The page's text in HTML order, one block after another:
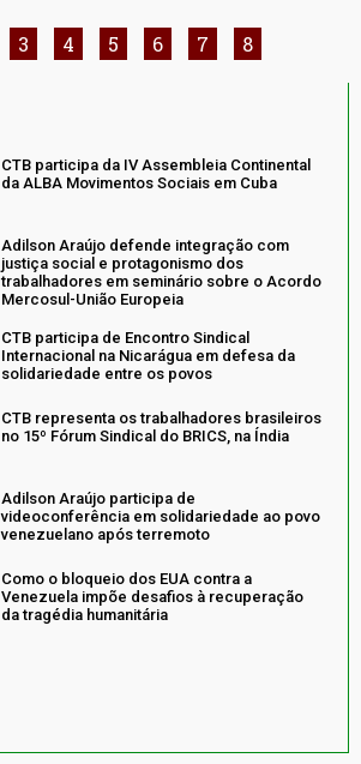
3 4 5 6 7 8
CTB participa da IV Assembleia Continental
da ALBA Movimentos Sociais em Cuba
Adilson Araújo defende integração com
justiça social e protagonismo dos
trabalhadores em seminário sobre o Acordo
Mercosul-União Europeia
CTB participa de Encontro Sindical
Internacional na Nicarágua em defesa da
solidariedade entre os povos
CTB representa os trabalhadores brasileiros
no 15º Fórum Sindical do BRICS, na Índia
Adilson Araújo participa de
videoconferência em solidariedade ao povo
venezuelano após terremoto
Como o bloqueio dos EUA contra a
Venezuela impõe desafios à recuperação
da tragédia humanitária